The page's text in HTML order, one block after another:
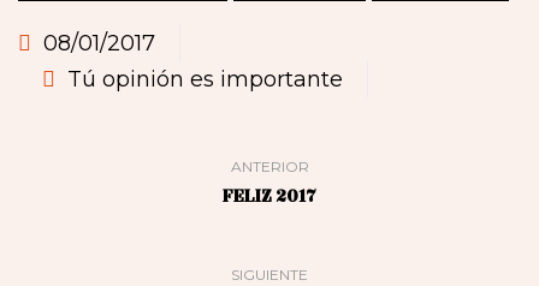
08/01/2017
Tú opinión es importante
ANTERIOR
FELIZ 2017
SIGUIENTE